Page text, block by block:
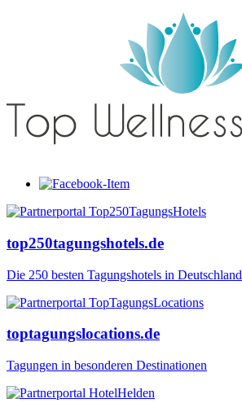
top250tagungshotels.de
Die 250 besten Tagungshotels in Deutschland
toptagungslocations.de
Tagungen in besonderen Destinationen